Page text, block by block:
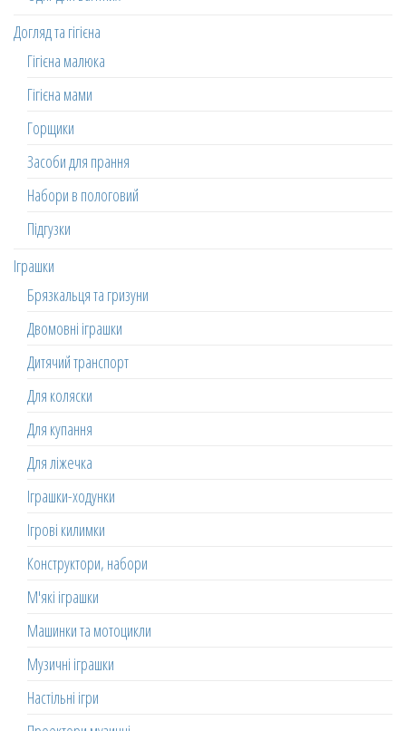
Догляд та гігієна
Гігієна малюка
Гігієна мами
Горщики
Засоби для прання
Набори в пологовий
Підгузки
Іграшки
Брязкальця та гризуни
Двомовні іграшки
Дитячий транспорт
Для коляски
Для купання
Для ліжечка
Іграшки-ходунки
Ігрові килимки
Конструктори, набори
М'які іграшки
Машинки та мотоцикли
Музичні іграшки
Настільні ігри